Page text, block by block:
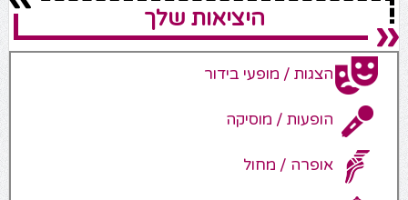
היציאות שלך
הצגות / מופעי בידור
הופעות / מוסיקה
אופרה / מחול